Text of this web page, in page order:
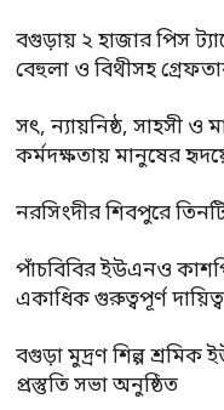
বগুড়ায় ২ হাজার পিস
বেহুলা ও বিথীসহ
সৎ, ন্যায়নিষ্ঠ, সাহসী ও
কর্মদক্ষতায় মানুষের
নরসিংদীর শিবপুরে
পাঁচবিবির ইউএনও
একাধিক গুরুত্বপূর্ণ
বগুড়া মুদ্রণ শিল্প শ্রমিক
প্রস্তুতি সভা অনুষ্ঠিত